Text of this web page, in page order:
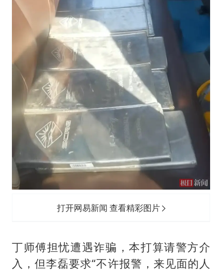
打开网易新闻 查看精彩图片
丁师傅担忧遭遇诈骗，本打算请警方介
入，但李磊要求“不许报警，来见面的人